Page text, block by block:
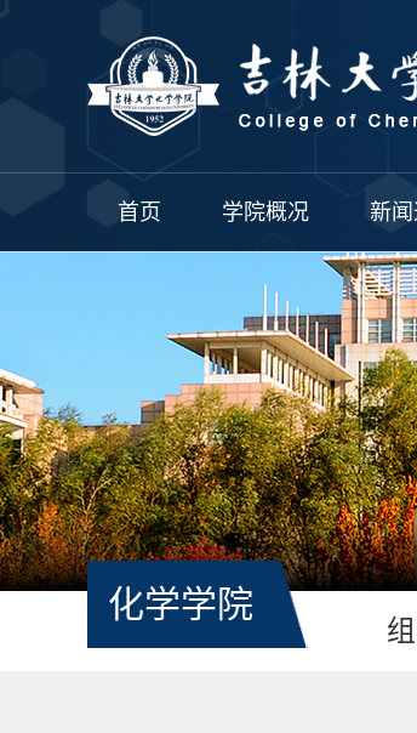
首页 学院概况 新闻
化学学院